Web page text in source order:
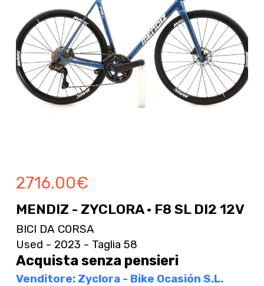
2716.00€
MENDIZ - ZYCLORA · F8 SL DI2 12V
BICI DA CORSA
Used - 2023 - Taglia 58
Acquista senza pensieri
Venditore: Zyclora - Bike Ocasión S.L.